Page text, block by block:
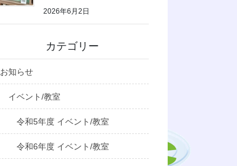
2026年6月2日
カテゴリー
お知らせ
イベント/教室
令和5年度 イベント/教室
令和6年度 イベント/教室